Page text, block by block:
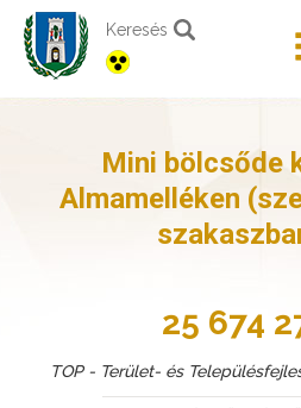
Keresés
Mini bölcsőde
Almamelléken
25 674
TOP - Terület- és